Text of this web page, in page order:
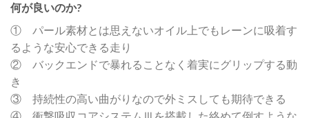
何が良いのか?
① パール素材とは思えないオイル上でもレーンに吸着す
るような安心できる走り
② バックエンドで暴れることなく着実にグリップする動
き
③ 持続性の高い曲がりなので外ミスしても期待できる